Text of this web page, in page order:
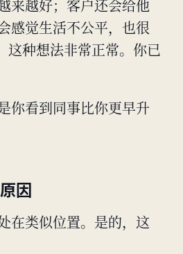
来越好；客户还会给他
感觉生活不公平，也很
这种想法非常正常。你已
你看到同事比你更早升
因
在类似位置。是的，这